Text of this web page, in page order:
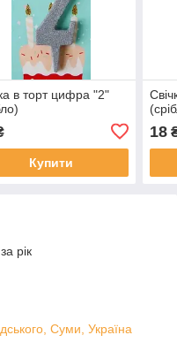
в торт цифра "2"
Купити
18
рік
Суми, Україна